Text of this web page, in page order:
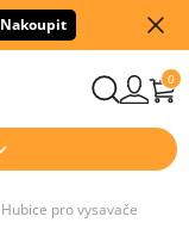
Nakoupit
0
Hubice pro vysavače